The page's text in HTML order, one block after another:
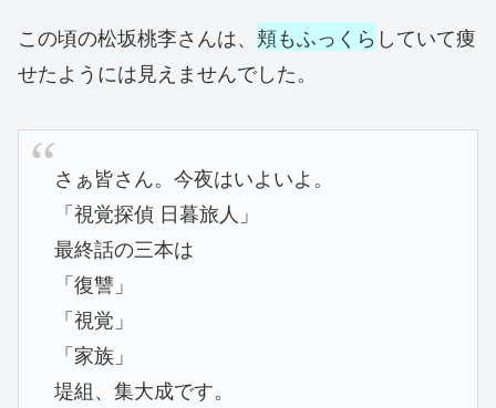
この頃の松坂桃李さんは、 頬もふっくら していて痩
せたようには見えませんでした。
さぁ皆さん。今夜はいよいよ。
「視覚探偵 日暮旅人」
最終話の三本は
「復讐」
「視覚」
「家族」
堤組、集大成です。